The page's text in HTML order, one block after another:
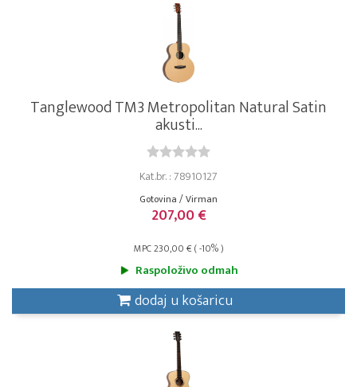
Tanglewood TM3 Metropolitan Natural Satin
akusti...
Kat.br. : 78910127
Gotovina / Virman
207,00 €
MPC 230,00 € ( -10% )
Raspoloživo odmah
dodaj u košaricu